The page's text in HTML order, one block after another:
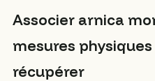
Associer arnica
mesures
récupérer